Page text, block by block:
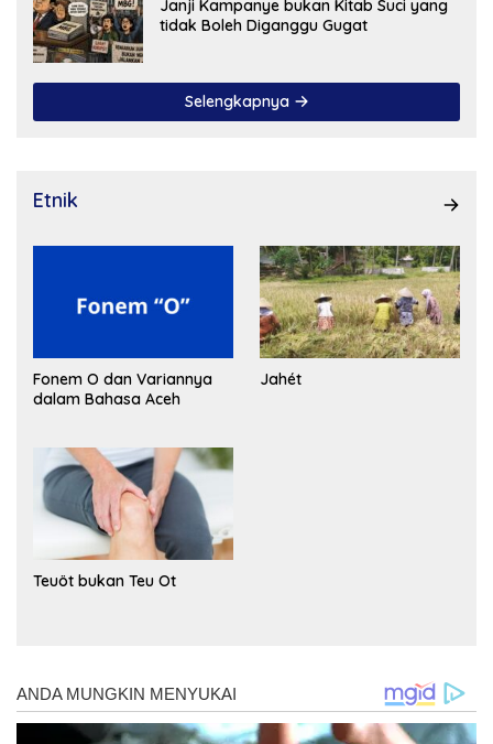
Janji Kampanye bukan Kitab Suci yang
tidak Boleh Diganggu Gugat
Selengkapnya
Etnik
Fonem O dan Variannya
dalam Bahasa Aceh
Jahét
Teuöt bukan Teu Ot